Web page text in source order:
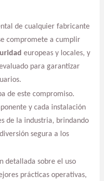
de cualquier fabricante
compromete a cumplir
europeas y locales, y
para garantizar
de este compromiso.
y cada instalación
de la industria, brindando
segura a los
detallada sobre el uso
prácticas operativas,